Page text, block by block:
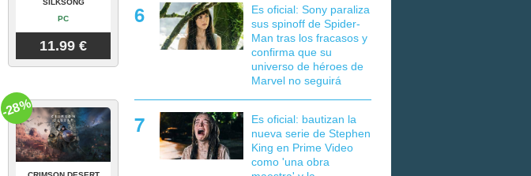
PC
11.99 €
-28%
Es oficial: Sony paraliza
sus spinoff de Spider-
Man tras los fracasos y
confirma que su
universo de héroes de
Marvel no seguirá
Es oficial: bautizan la
nueva serie de Stephen
King en Prime Video
como 'una obra